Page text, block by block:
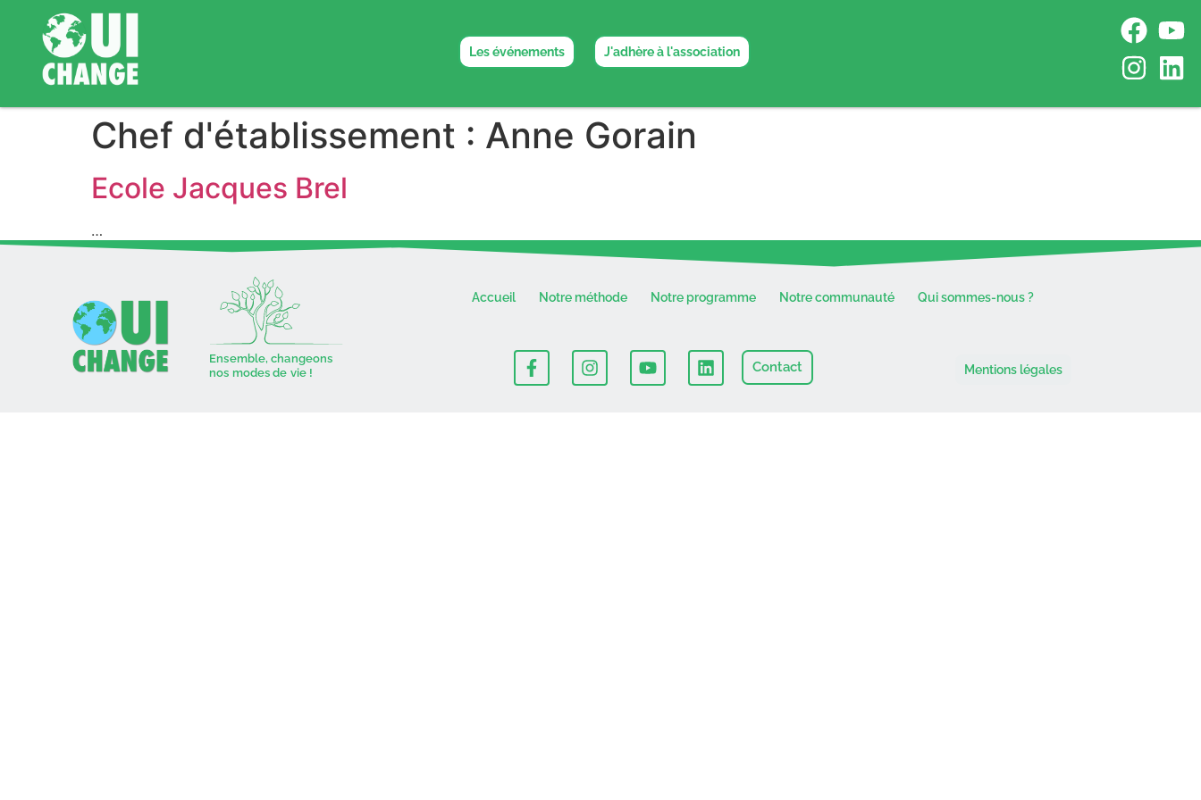
Les événements J'adhère à l'association
Chef d'établissement : Anne Gorain
Ecole Jacques Brel
…
Ensemble, changeons
nos modes de vie !
Accueil Notre méthode Notre programme Notre communauté Qui sommes-nous ?
Contact Mentions légales